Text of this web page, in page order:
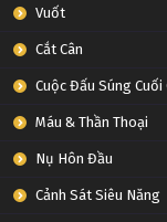
Vuốt
Cắt Cân
Cuộc Đấu Súng Cuối
Máu & Thần Thoại
Nụ Hôn Đầu
Cảnh Sát Siêu Năng